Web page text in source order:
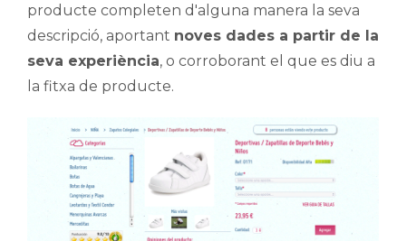
producte completen d'alguna manera la seva
descripció, aportant noves dades a partir de la
seva experiència, o corroborant el que es diu a
la fitxa de producte.